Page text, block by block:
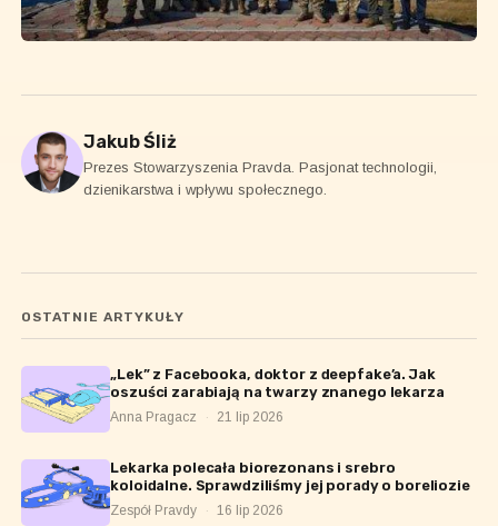
Jakub Śliż
Prezes Stowarzyszenia Pravda. Pasjonat technologii,
dzienikarstwa i wpływu społecznego.
OSTATNIE ARTYKUŁY
„Lek” z Facebooka, doktor z deepfake’a. Jak
oszuści zarabiają na twarzy znanego lekarza
Anna Pragacz · 21 lip 2026
Lekarka polecała biorezonans i srebro
koloidalne. Sprawdziliśmy jej porady o boreliozie
Zespół Pravdy · 16 lip 2026